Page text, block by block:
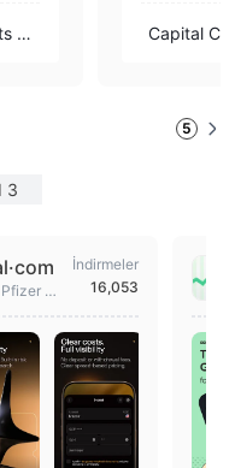
Lt
Capital
5
3
CF
İndirmeler
16,053